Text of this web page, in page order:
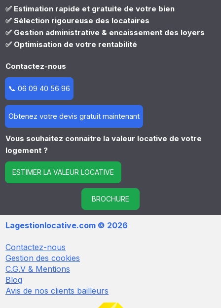
✅ Estimation rapide et gratuite de votre bien
✅ Sélection rigoureuse des locataires
✅ Gestion administrative & encaissement des loyers
✅ Optimisation de votre rentabilité
Contactez-nous
📞 06 09 40 56 96
Obtenez votre devis gratuit maintenant
Vous souhaitez connaitre la valeur locative de votre
logement ?
ESTIMER LA VALEUR LOCATIVE
BROCHURE
Lagestionlocative.com © 2026
Contactez-nous
Gestion des cookies
C.G.V & Mentions
Blog
Avis de nos clients bailleurs